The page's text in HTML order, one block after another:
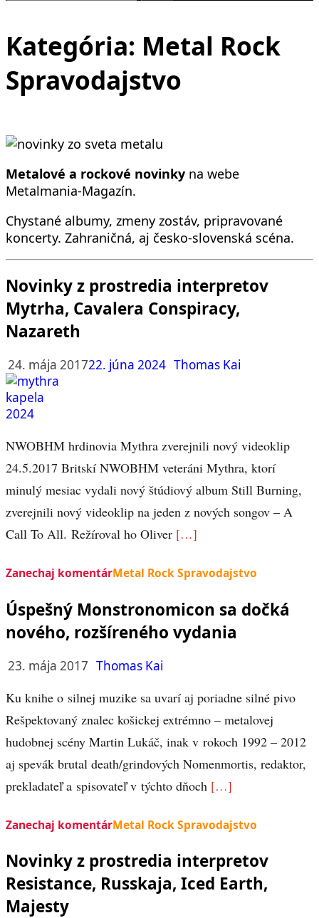
Kategória: Metal Rock
Spravodajstvo
Metalové a rockové novinky na webe
Metalmania-Magazín.
Chystané albumy, zmeny zostáv, pripravované
koncerty. Zahraničná, aj česko-slovenská scéna.
Novinky z prostredia interpretov
Mytrha, Cavalera Conspiracy,
Nazareth
24. mája 201722. júna 2024 Thomas Kai
NWOBHM hrdinovia Mythra zverejnili nový videoklip
24.5.2017 Britskí NWOBHM veteráni Mythra, ktorí
minulý mesiac vydali nový štúdiový album Still Burning,
zverejnili nový videoklip na jeden z nových songov – A
Call To All. Režíroval ho Oliver […]
Zanechaj komentárMetal Rock Spravodajstvo
Úspešný Monstronomicon sa dočká
nového, rozšíreného vydania
23. mája 2017 Thomas Kai
Ku knihe o silnej muzike sa uvarí aj poriadne silné pivo
Rešpektovaný znalec košickej extrémno – metalovej
hudobnej scény Martin Lukáč, inak v rokoch 1992 – 2012
aj spevák brutal death/grindových Nomenmortis, redaktor,
prekladateľ a spisovateľ v týchto dňoch […]
Zanechaj komentárMetal Rock Spravodajstvo
Novinky z prostredia interpretov
Resistance, Russkaja, Iced Earth,
Majesty